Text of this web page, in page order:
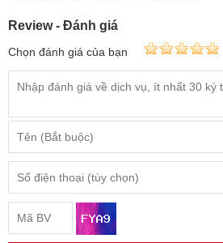
Review - Đánh giá
Chọn đánh giá của bạn